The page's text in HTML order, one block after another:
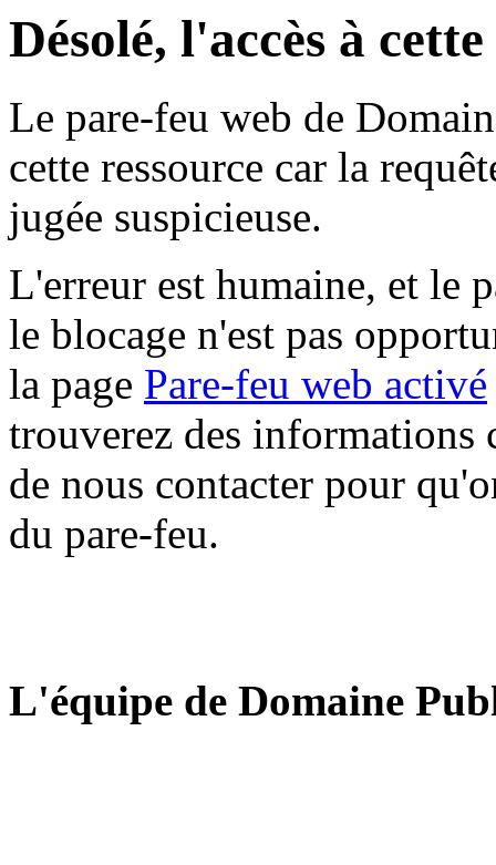
Désolé, l'accès à
Le pare-feu web de
cette ressource car la
jugée suspicieuse.
L'erreur est humaine, et le
le blocage n'est pas
la page Pare-feu web activé
trouverez des informations
de nous contacter pour
du pare-feu.
L'équipe de Domaine